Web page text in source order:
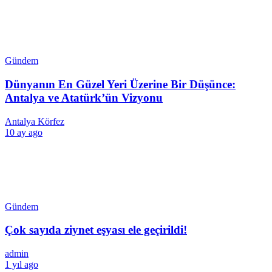
Gündem
Dünyanın En Güzel Yeri Üzerine Bir Düşünce:
Antalya ve Atatürk’ün Vizyonu
Antalya Körfez
10 ay ago
Gündem
Çok sayıda ziynet eşyası ele geçirildi!
admin
1 yıl ago